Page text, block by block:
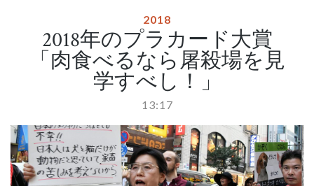
2018
2018年のプラカード大賞
「肉食べるなら屠殺場を見
学すべし！」
13:17
PIN IT